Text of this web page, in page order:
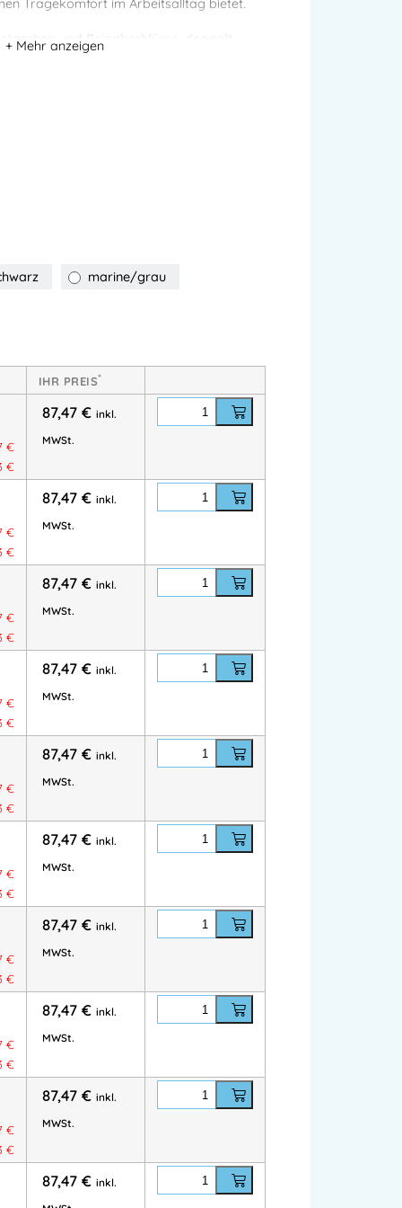
Tragekomfort im Arbeitsalltag bietet.
und Beinabschlüsse
für hohe Bewegungsfreiheit
Extrataschen &
Zollstockschlaufe
& Klettverschluss,
mit Patte, Klett &
, von außen zugänglich
in den Knietaschen möglich
ISO 15797
Baumwolle
Stretch
14404
IHR PREIS*
€
€
87,47 € inkl.
MWSt.
€
€
87,47 € inkl.
MWSt.
€
€
87,47 € inkl.
MWSt.
€
€
87,47 € inkl.
MWSt.
€
€
87,47 € inkl.
MWSt.
€
€
87,47 € inkl.
MWSt.
€
€
87,47 € inkl.
MWSt.
€
€
87,47 € inkl.
MWSt.
€
€
87,47 € inkl.
MWSt.
87,47 € inkl.
marine/grau